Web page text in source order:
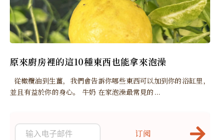
原來廚房裡的這10種東西也能拿來泡澡
並且有益於你的身心。 牛奶 在家泡澡最常見的...
订阅